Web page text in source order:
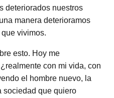
deteriorados nuestros
manera deterioramos
vivimos.
esto. Hoy me
con mi vida, con
el hombre nuevo, la
sociedad que quiero